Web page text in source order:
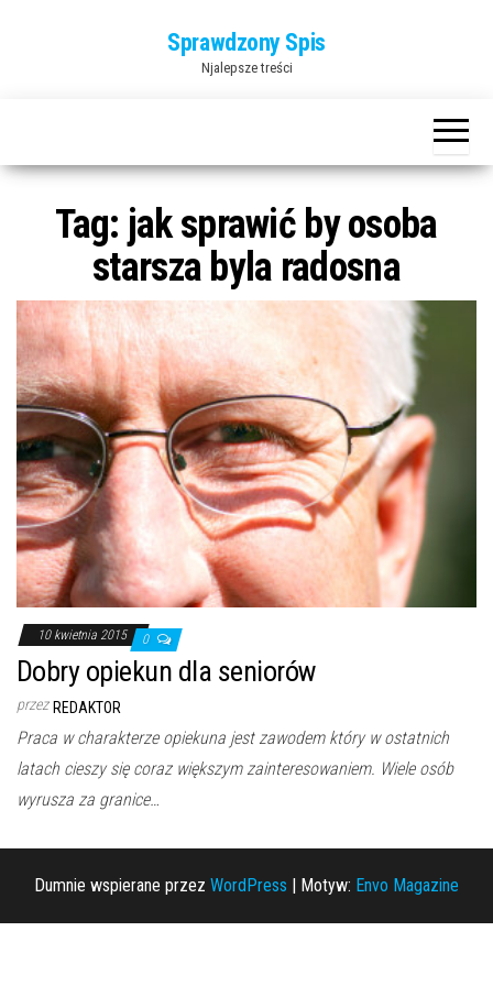
Sprawdzony Spis
Njalepsze treści
Tag: jak sprawić by osoba
starsza byla radosna
10 kwietnia 2015 0
Dobry opiekun dla seniorów
przez REDAKTOR
Praca w charakterze opiekuna jest zawodem który w ostatnich
latach cieszy się coraz większym zainteresowaniem. Wiele osób
wyrusza za granice…
Dumnie wspierane przez WordPress | Motyw: Envo Magazine